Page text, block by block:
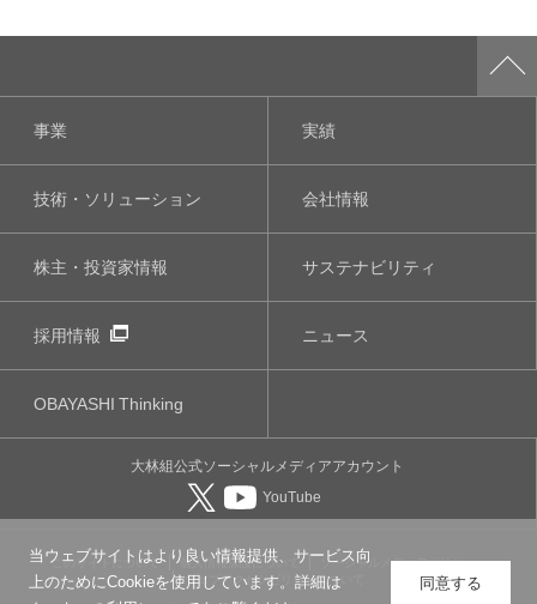
当ウェブサイトはより良い情報提供、サービス向
上のためにCookieを使用しています。詳細は
同意する
事業 実績
技術・ソリューション 会社情報
株主・投資家情報 サステナビリティ
採用情報 ニュース
OBAYASHIThinking
大林組公式ソーシャルメディアアカウント
YouTube
このサイトについて 個人情報保護について
ソーシャルメディアポリシー
ウェブアクセシビリティについて